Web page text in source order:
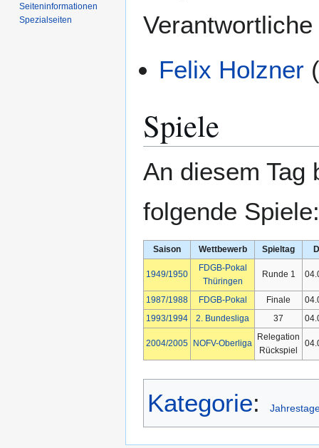
Felix Holzner
Spiele
An diesem
folgende Spiele:
Saison Wettbewerb Spieltag
1949/1950
FDGB-Pokal
Thüringen
Runde 1
1987/1988 FDGB-Pokal Finale
1993/1994
2. Bundesliga 37
2004/2005 NOFV-Oberliga
Relegation
Rückspiel
Kategorie:
Seiten­­informationen
Spezialseiten